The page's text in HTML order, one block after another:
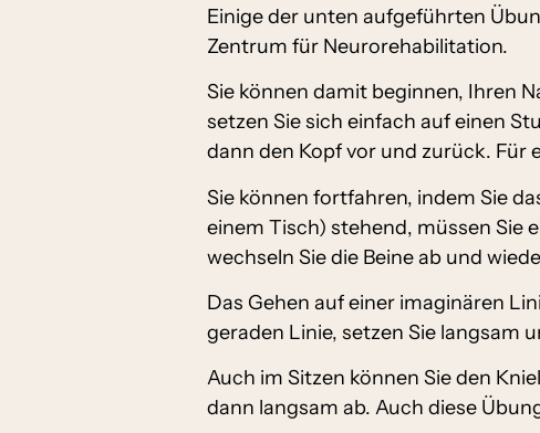
Einige der unten aufgeführten
Zentrum für Neurorehabilitation.
Sie können damit beginnen, Ihren
setzen Sie sich einfach auf einen
dann den Kopf vor und zurück. Für
Sie können fortfahren, indem Sie
einem Tisch) stehend, müssen Sie
wechseln Sie die Beine ab und
Das Gehen auf einer imaginären
geraden Linie, setzen Sie langsam
Auch im Sitzen können Sie den
dann langsam ab. Auch diese